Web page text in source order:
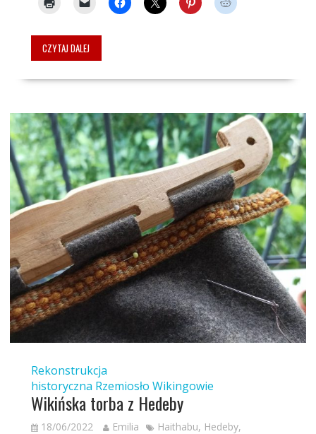
CZYTAJ DALEJ
Rekonstrukcja
historyczna Rzemiosło Wikingowie
Wikińska torba z Hedeby
18/06/2022 Emilia Haithabu, Hedeby,